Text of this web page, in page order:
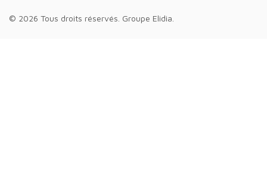
© 2026 Tous droits réservés. Groupe Elidia